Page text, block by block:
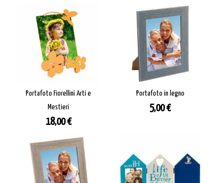
Portafoto Fiorellini Arti e
Mestieri
Prezzo
18,00 €
Portafoto in legno
Prezzo
5,00 €